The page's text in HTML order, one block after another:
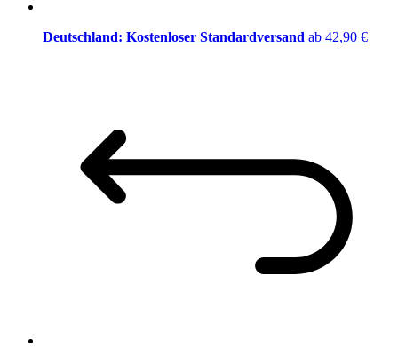
Deutschland: Kostenloser Standardversand ab 42,90 €